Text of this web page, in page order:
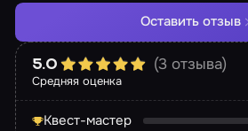
Средняя оценка
5.0 (3 отзыва)
Квест-мастер
Оставить отзыв